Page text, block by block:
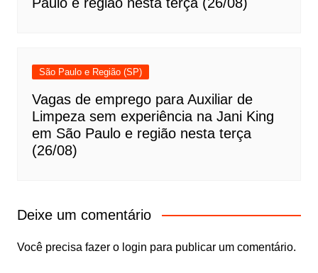
Paulo e região nesta terça (26/08)
São Paulo e Região (SP)
Vagas de emprego para Auxiliar de
Limpeza sem experiência na Jani King
em São Paulo e região nesta terça
(26/08)
Deixe um comentário
Você precisa fazer o login para publicar um comentário.